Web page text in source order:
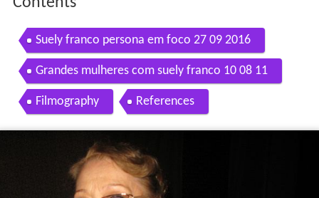
Suely franco persona em foco 27 09 2016
Grandes mulheres com suely franco 10 08 11
Filmography References